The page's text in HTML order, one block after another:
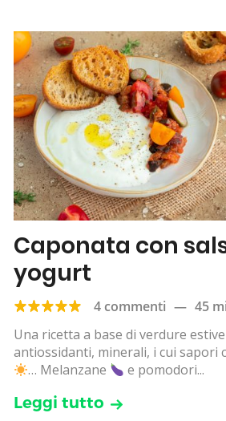
Caponata con
yogurt
4 commenti — 45
Una ricetta a base di verdure
antiossidanti, minerali, i cui sapori
… Melanzane
e pomodori...
Leggi tutto